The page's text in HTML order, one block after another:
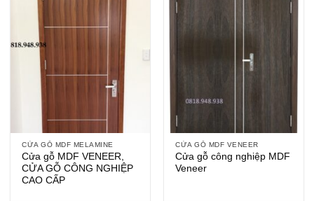
CỬA GỖ MDF MELAMINE
Cửa gỗ MDF VENEER,
CỬA GỖ CÔNG NGHIỆP
CAO CẤP
CỬA GỖ MDF VENEER
Cửa gỗ công nghiệp MDF
Veneer